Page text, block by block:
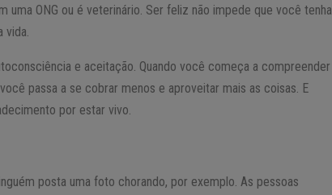
ONG ou é veterinário. Ser feliz não impede que você tenha
vida.
e aceitação. Quando você começa a compreender
passa a se cobrar menos e aproveitar mais as coisas. E
por estar vivo.
posta uma foto chorando, por exemplo. As pessoas